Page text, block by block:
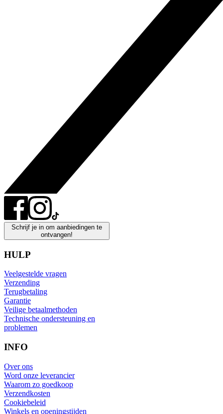
Schrijf je in om aanbiedingen te
ontvangen!
HULP
Veelgestelde vragen
Verzending
Terugbetaling
Garantie
Veilige betaalmethoden
Technische ondersteuning en
problemen
INFO
Over ons
Word onze leverancier
Waarom zo goedkoop
Verzendkosten
Cookiebeleid
Winkels en openingstijden